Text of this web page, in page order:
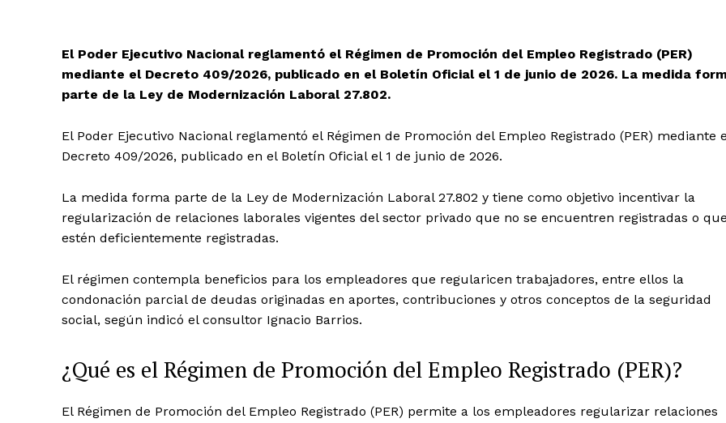
El Poder Ejecutivo Nacional reglamentó el Régimen de Promoción del Empleo Registrado (PER)
mediante el Decreto 409/2026, publicado en el Boletín Oficial el 1 de junio de 2026. La medida
parte de la Ley de Modernización Laboral 27.802.
El Poder Ejecutivo Nacional reglamentó el Régimen de Promoción del Empleo Registrado (PER) mediante
Decreto 409/2026, publicado en el Boletín Oficial el 1 de junio de 2026.
La medida forma parte de la Ley de Modernización Laboral 27.802 y tiene como objetivo incentivar la
regularización de relaciones laborales vigentes del sector privado que no se encuentren registradas o
estén deficientemente registradas.
El régimen contempla beneficios para los empleadores que regularicen trabajadores, entre ellos la
condonación parcial de deudas originadas en aportes, contribuciones y otros conceptos de la seguridad
social, según indicó el consultor Ignacio Barrios.
¿Qué es el Régimen de Promoción del Empleo Registrado (PER)?
El Régimen de Promoción del Empleo Registrado (PER) permite a los empleadores regularizar relaciones